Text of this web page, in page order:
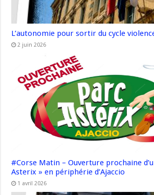
L’autonomie pour sortir du cycle
2 juin 2026
#Corse Matin – Ouverture prochaine
Asterix » en périphérie d’Ajaccio
1 avril 2026